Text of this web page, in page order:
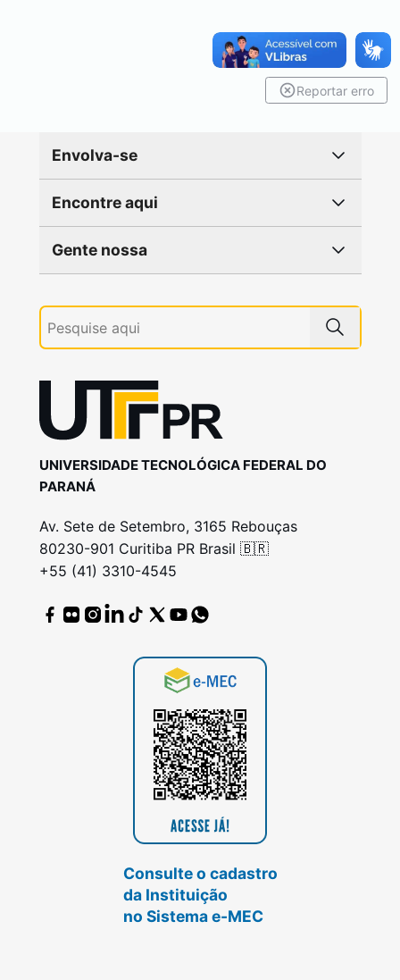
Reportar erro
Envolva-se
Encontre aqui
Gente nossa
UNIVERSIDADE TECNOLÓGICA FEDERAL DO
PARANÁ
Av. Sete de Setembro, 3165 Rebouças
80230-901 Curitiba PR Brasil 🇧🇷
+55 (41) 3310-4545
Consulte o cadastro
da Instituição
no Sistema e-MEC